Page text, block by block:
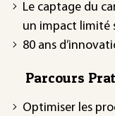
Le captage du
un impact limité
80 ans
Parcours
Optimiser les